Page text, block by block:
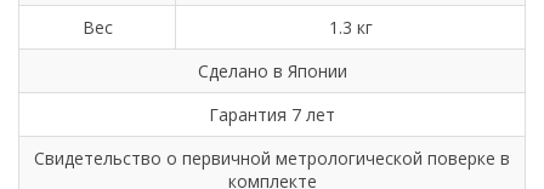
Вес
1.3 кг
Сделано в Японии
Гарантия 7 лет
Свидетельство о первичной метрологической поверке в
комплекте